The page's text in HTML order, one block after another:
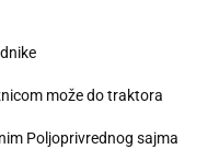
može do traktora
Poljoprivrednog sajma